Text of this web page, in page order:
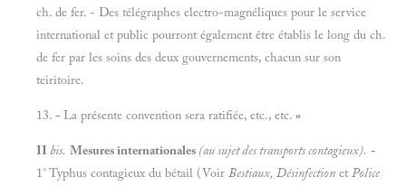
ch. de fer. - Des télégraphes electro-magnéliques pour le service
international et public pourront également être établis le long du ch.
de fer par les soins des deux gouvernements, chacun sur son
teiritoire.
13. - La présente convention sera ratifiée, etc., etc. »
II bis. Mesures internationales (au sujet des transports contagieux). -
1° Typhus contagieux du bétail (Voir Bestiaux, Désinfection etPolice